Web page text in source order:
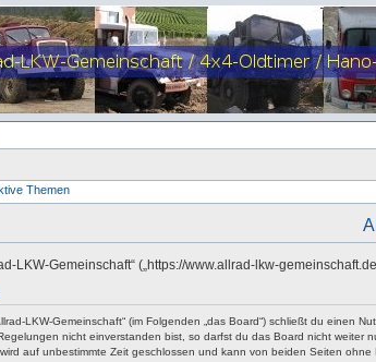
Themen
LKW-Gemeinschaft“ („https://www.allrad-lkw-
LKW-Gemeinschaft“ (im Folgenden „das Board“) schließt du einen
nicht einverstanden bist, so darfst du das Board nicht weiter
auf unbestimmte Zeit geschlossen und kann von beiden Seiten ohne